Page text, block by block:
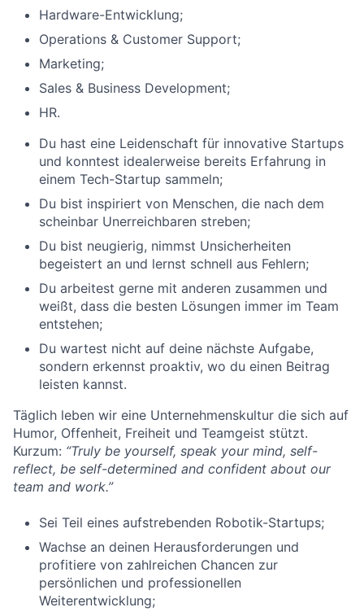
Hardware-Entwicklung;
Operations & Customer Support;
Marketing;
Sales & Business Development;
HR.
Du hast eine Leidenschaft für innovative Startups
und konntest idealerweise bereits Erfahrung in
einem Tech-Startup sammeln;
Du bist inspiriert von Menschen, die nach dem
scheinbar Unerreichbaren streben;
Du bist neugierig, nimmst Unsicherheiten
begeistert an und lernst schnell aus Fehlern;
Du arbeitest gerne mit anderen zusammen und
weißt, dass die besten Lösungen immer im Team
entstehen;
Du wartest nicht auf deine nächste Aufgabe,
sondern erkennst proaktiv, wo du einen Beitrag
leisten kannst.
Täglich leben wir eine Unternehmenskultur die sich auf
Humor, Offenheit, Freiheit und Teamgeist stützt.
Kurzum: “Truly be yourself, speak your mind, self-
reflect, be self-determined and confident about our
team and work.”
Sei Teil eines aufstrebenden Robotik-Startups;
Wachse an deinen Herausforderungen und
profitiere von zahlreichen Chancen zur
persönlichen und professionellen
Weiterentwicklung;